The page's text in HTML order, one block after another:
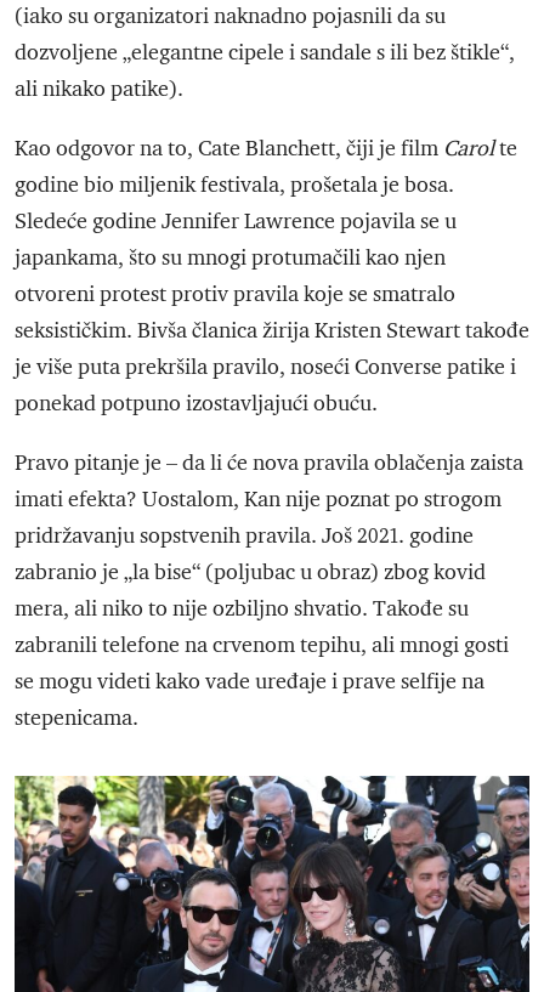
(iako su organizatori naknadno pojasnili da su
dozvoljene „elegantne cipele i sandale s ili bez štikle“,
ali nikako patike).
Kao odgovor na to, Cate Blanchett, čiji je film Carolte
godine bio miljenik festivala, prošetala je bosa.
Sledeće godine Jennifer Lawrence pojavila se u
japankama, što su mnogi protumačili kao njen
otvoreni protest protiv pravila koje se smatralo
seksističkim. Bivša članica žirija Kristen Stewart takođe
je više puta prekršila pravilo, noseći Converse patike i
ponekad potpuno izostavljajući obuću.
Pravo pitanje je – da li će nova pravila oblačenja zaista
imati efekta? Uostalom, Kan nije poznat po strogom
pridržavanju sopstvenih pravila. Još 2021. godine
zabranio je „la bise“ (poljubac u obraz) zbog kovid
mera, ali niko to nije ozbiljno shvatio. Takođe su
zabranili telefone na crvenom tepihu, ali mnogi gosti
se mogu videti kako vade uređaje i prave selfije na
stepenicama.